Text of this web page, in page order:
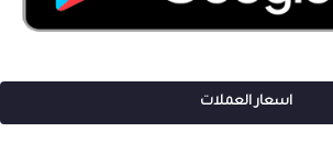
اسعار العملات